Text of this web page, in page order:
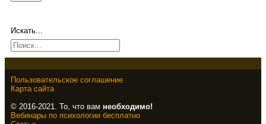
Искать...
Пользовательское соглашение
Карта сайта
© 2016-2021. То, что вам необходимо!
Вебинары по психологии бесплатно